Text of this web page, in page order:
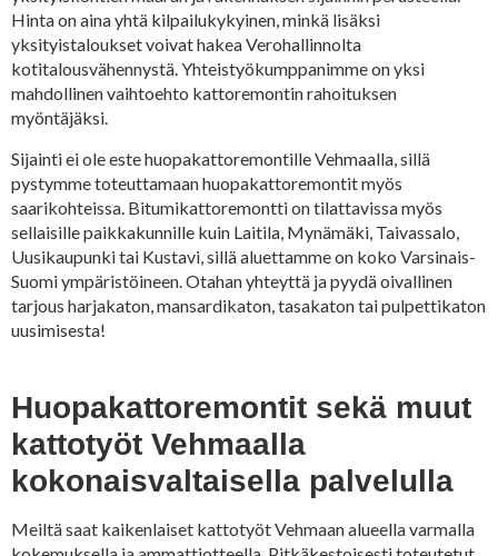
Hinta on aina yhtä kilpailukykyinen, minkä lisäksi
yksityistaloukset voivat hakea Verohallinnolta
kotitalousvähennystä. Yhteistyökumppanimme on yksi
mahdollinen vaihtoehto kattoremontin rahoituksen
myöntäjäksi.
Sijainti ei ole este huopakattoremontille Vehmaalla, sillä
pystymme toteuttamaan huopakattoremontit myös
saarikohteissa. Bitumikattoremontti on tilattavissa myös
sellaisille paikkakunnille kuin Laitila, Mynämäki, Taivassalo,
Uusikaupunki tai Kustavi, sillä aluettamme on koko Varsinais-
Suomi ympäristöineen. Otahan yhteyttä ja pyydä oivallinen
tarjous harjakaton, mansardikaton, tasakaton tai pulpettikaton
uusimisesta!
Huopakattoremontit sekä muut
kattotyöt Vehmaalla
kokonaisvaltaisella palvelulla
Meiltä saat kaikenlaiset kattotyöt Vehmaan alueella varmalla